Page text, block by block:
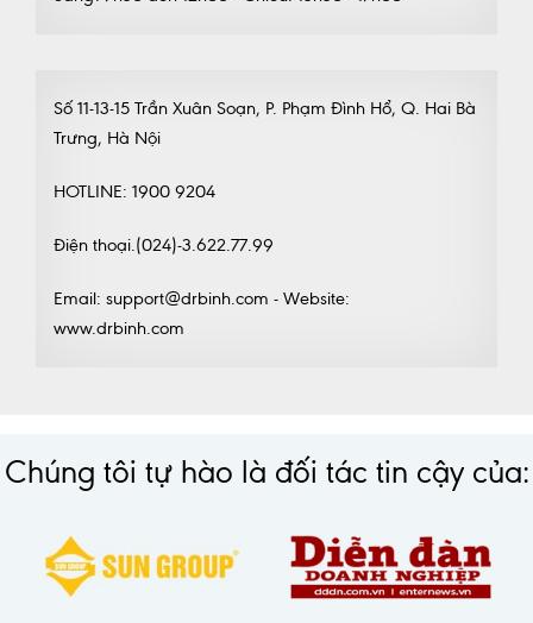
Số 11-13-15 Trần Xuân Soạn, P. Phạm Đình Hổ, Q. Hai Bà
Trưng, Hà Nội
HOTLINE: 1900 9204
Điện thoại.(024)-3.622.77.99
Email: support@drbinh.com - Website:
www.drbinh.com
Chúng tôi tự hào là đối tác tin cậy của: